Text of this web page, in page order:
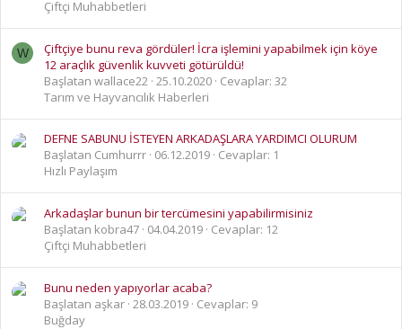
Çiftçi Muhabbetleri
W
Çiftçiye bunu reva gördüler! İcra işlemini yapabilmek için köye
12 araçlık güvenlik kuvveti götürüldü!
Başlatan wallace22
25.10.2020 Cevaplar: 32
Tarım ve Hayvancılık Haberleri
DEFNE SABUNU İSTEYEN ARKADAŞLARA YARDIMCI OLURUM
Başlatan Cumhurrr 06.12.2019 Cevaplar: 1
Hızlı Paylaşım
Arkadaşlar bunun bir tercümesini yapabilirmisiniz
Başlatan kobra47 04.04.2019 Cevaplar: 12
Çiftçi Muhabbetleri
Bunu neden yapıyorlar acaba?
Başlatan aşkar 28.03.2019 Cevaplar: 9
Buğday